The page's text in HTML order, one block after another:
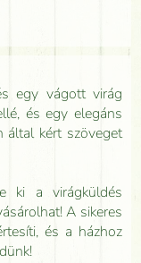
egy vágott virág
és egy elegáns
által kért szöveget
ki a virágküldés
A sikeres
és a házhoz